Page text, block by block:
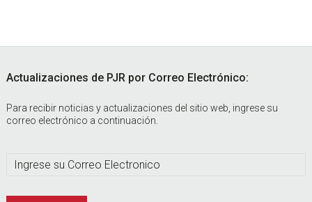
Footer
Actualizaciones de PJR por Correo Electrónico:
Para recibir noticias y actualizaciones del sitio web, ingrese su
correo electrónico a continuación.